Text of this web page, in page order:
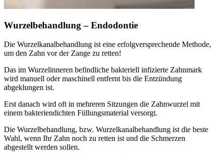
Wurzelbehandlung – Endodontie
Die Wurzelkanalbehandlung ist eine erfolgversprechende Methode,
um den Zahn vor der Zange zu retten!
Das im Wurzelinneren befindliche bakteriell infizierte Zahnmark
wird manuell oder maschinell entfernt bis die Entzündung
abgeklungen ist.
Erst danach wird oft in mehreren Sitzungen die Zahnwurzel mit
einem bakteriendichten Füllungsmaterial versorgt.
Die Wurzelbehandlung, bzw. Wurzelkanalbehandlung ist die beste
Wahl, wenn Ihr Zahn noch zu retten ist und die Schmerzen
abgestellt werden sollen.